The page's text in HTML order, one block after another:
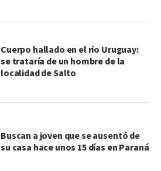
Cuerpo hallado en el río Uruguay:
se trataría de un hombre de la
localidad de Salto
Buscan a joven que se ausentó de
su casa hace unos 15 días en Paraná